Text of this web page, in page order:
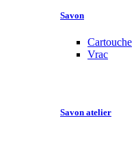
Savon
Cartouche
Vrac
Savon atelier